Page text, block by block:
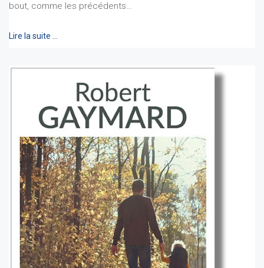
bout, comme les précédents…
Lire la suite …